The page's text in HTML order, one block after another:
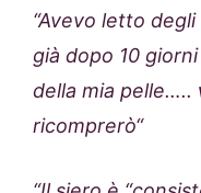
“Avevo letto
già dopo 10
della mia pelle…..
ricomprerò“